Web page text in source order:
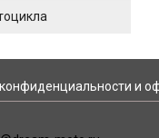
и